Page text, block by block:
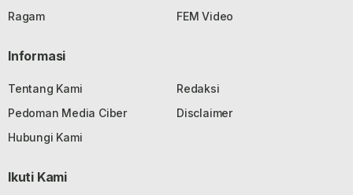
Ragam
FEM Video
Informasi
Tentang Kami
Redaksi
Pedoman Media Ciber
Disclaimer
Hubungi Kami
Ikuti Kami